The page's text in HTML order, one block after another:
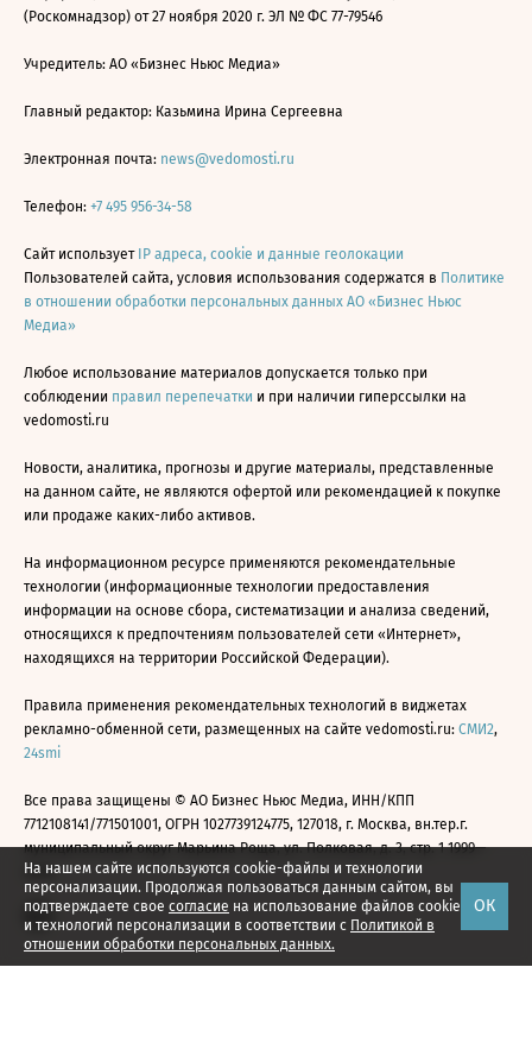
На нашем сайте используются cookie-файлы и технологии
персонализации. Продолжая пользоваться данным сайтом, вы
подтверждаете свое согласие на использование файлов cookie
и технологий персонализации в соответствии с Политикой в
отношении обработки персональных данных.
ОК
(Роскомнадзор) от 27 ноября 2020 г. ЭЛ № ФС 77-79546
Учредитель: АО «Бизнес Ньюс Медиа»
Главный редактор: Казьмина Ирина Сергеевна
Электронная почта: news@vedomosti.ru
Телефон: +7 495 956-34-58
Сайт использует IP адреса, cookie и данные геолокации
Пользователей сайта, условия использования содержатся в Политике
в отношении обработки персональных данных АО «Бизнес Ньюс
Медиа»
Любое использование материалов допускается только при
соблюдении правил перепечатки и при наличии гиперссылки на
vedomosti.ru
Новости, аналитика, прогнозы и другие материалы, представленные
на данном сайте, не являются офертой или рекомендацией к покупке
или продаже каких-либо активов.
На информационном ресурсе применяются рекомендательные
технологии (информационные технологии предоставления
информации на основе сбора, систематизации и анализа сведений,
относящихся к предпочтениям пользователей сети «Интернет»,
находящихся на территории Российской Федерации).
Правила применения рекомендательных технологий в виджетах
рекламно-обменной сети, размещенных на сайте vedomosti.ru: СМИ2,
24smi
Все права защищены © АО Бизнес Ньюс Медиа, ИНН/КПП
7712108141/771501001, ОГРН 1027739124775, 127018, г. Москва, вн.тер.г.
муниципальный округ Марьина Роща, ул. Полковая, д. 3, стр. 1 1999—
2026